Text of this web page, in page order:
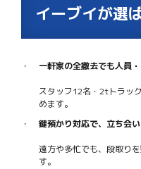
イーブイが選
一軒家の全撤去でも人員
スタッフ12名・2tトラッ
めます。
鍵預かり対応で、立ち会
遠方や多忙でも、段取り
す。